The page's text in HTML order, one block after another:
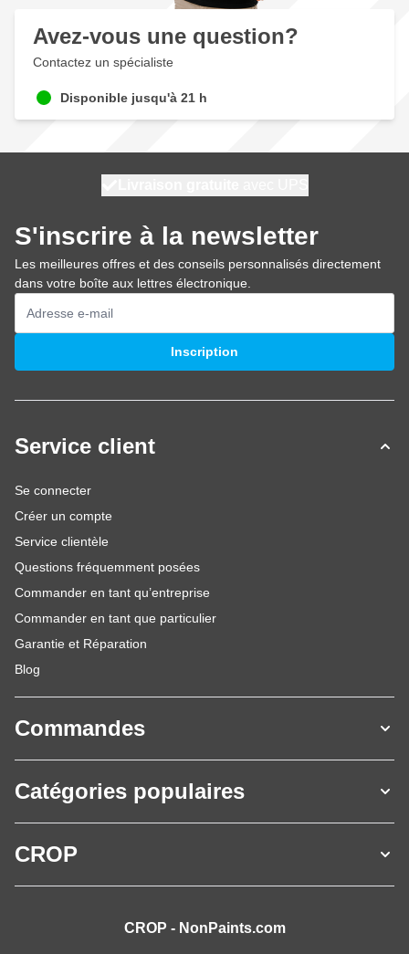
Avez-vous une question?
Contactez un spécialiste
Disponible jusqu'à 21 h
S'inscrire à la newsletter
Les meilleures offres et des conseils personnalisés directement
dans votre boîte aux lettres électronique.
Adresse mail
Inscription
Service client
Se connecter
Créer un compte
Service clientèle
Questions fréquemment posées
Commander en tant qu’entreprise
Commander en tant que particulier
Garantie et Réparation
Blog
Commandes
Catégories populaires
CROP
CROP - NonPaints.com